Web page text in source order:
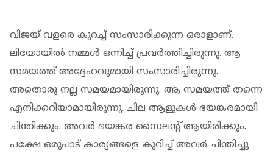
വിജയ് വളരെ കുറച്ച് സംസാരിക്കുന്ന ഒരാളാണ്.
ലിയോയില്‍ നമ്മള്‍ ഒന്നിച്ച് പ്രവര്‍ത്തിച്ചിരുന്നു. ആ
സമയത്ത് അദ്ദേഹവുമായി സംസാരിച്ചിരുന്നു.
അതൊരു നല്ല സമയമായിരുന്നു. ആ സമയത്ത് തന്നെ
എനിക്കറിയാമായിരുന്നു. ചില ആളുകള്‍ ഭയങ്കരമായി
ചിന്തിക്കും. അവര്‍ ഭയങ്കര സൈലന്റ് ആയിരിക്കും.
പക്ഷേ ഒരുപാട് കാര്യങ്ങളെ കുറിച്ച് അവര്‍ ചിന്തിച്ചു